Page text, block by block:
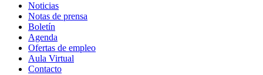
Noticias
Notas de prensa
Boletín
Agenda
Ofertas de empleo
Aula Virtual
Contacto